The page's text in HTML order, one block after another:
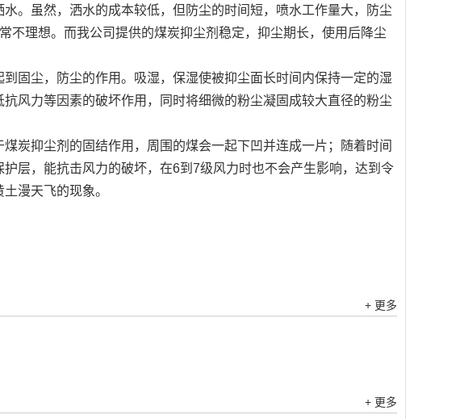
虽然，洒水的成本较低，但防尘的时间短，喷水工作量大，防尘
不理想。而我公司提供的煤炭抑尘剂稳定，抑尘期长，使用后降尘
尘，防尘的作用。吸湿，保湿使被抑尘面长时间内保持一定的湿
风力等因素的破坏作用，同时将细微的粉尘凝固成较大直径的粉尘
抑尘剂的固结作用，周围的煤会一起下凹并连成一片；随着时间
层，能抗击风力的破坏，在6到7级风力时也不会产生影响，达到令
漫天飞的现象。
+ 更多
+ 更多